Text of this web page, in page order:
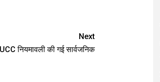
Next
नियमावली की गई सार्वजनिक